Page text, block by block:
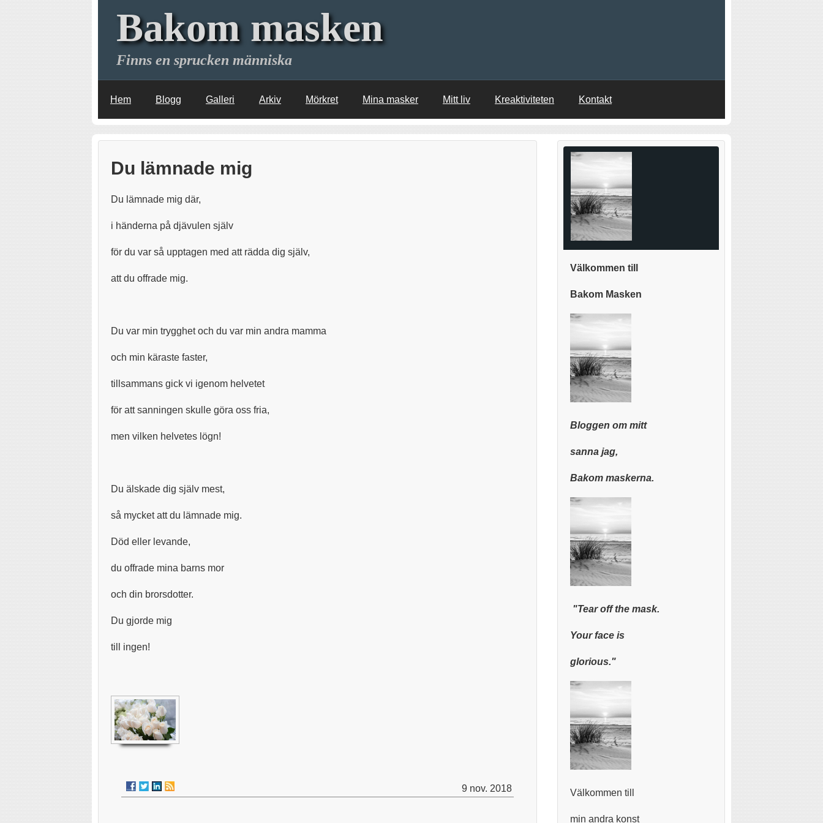
Bakom masken
Finns en sprucken människa
Hem Blogg Galleri Arkiv Mörkret Mina masker Mitt liv Kreaktiviteten Kontakt
Du lämnade mig
Du lämnade mig där,
i händerna på djävulen själv
för du var så upptagen med att rädda dig själv,
att du offrade mig.
Du var min trygghet och du var min andra mamma
och min käraste faster,
tillsammans gick vi igenom helvetet
för att sanningen skulle göra oss fria,
men vilken helvetes lögn!
Du älskade dig själv mest,
så mycket att du lämnade mig.
Död eller levande,
du offrade mina barns mor
och din brorsdotter.
Du gjorde mig
till ingen!
9 nov. 2018
Välkommen till
Bakom Masken
Bloggen om mitt
sanna jag,
Bakom maskerna.
"Tear off the mask.
Your face is
glorious."
Välkommen till
min andra konst